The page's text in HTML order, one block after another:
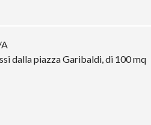
dalla piazza Garibaldi, di 100 mq